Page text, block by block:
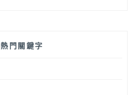
熱門關鍵字